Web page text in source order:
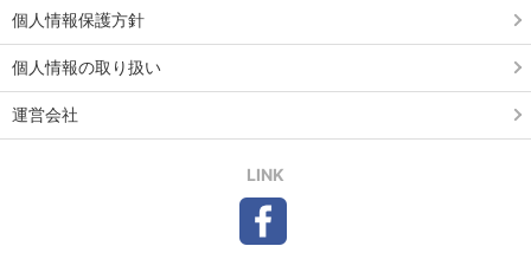
個人情報保護方針
個人情報の取り扱い
運営会社
LINK